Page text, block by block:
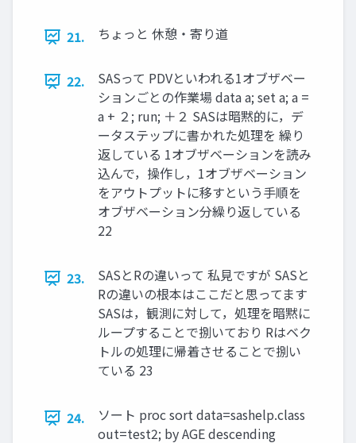
21. ちょっと 休憩・寄り道
22.
SASって PDVといわれる1オブザベー
ションごとの作業場 data a; set a; a =
a + ２; run; ＋２ SASは暗黙的に，デ
ータステップに書かれた処理を 繰り
返している 1オブザベーションを読み
込んで，操作し，1オブザベーション
をアウトプットに移すという手順を
オブザベーション分繰り返している
22
23.
SASとRの違いって 私見ですが SASと
Rの違いの根本はここだと思ってます
SASは，観測に対して，処理を暗黙に
ループすることで捌いており Rはベク
トルの処理に帰着させることで捌い
ている 23
24.
ソート proc sort data=sashelp.class
out=test2; by AGE descending